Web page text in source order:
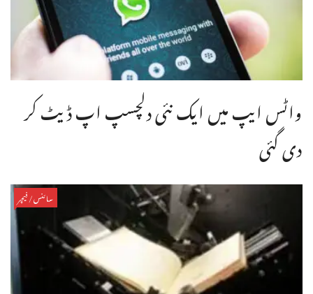
واٹس ایپ میں ایک نئی دلچسپ اپ ڈیٹ کر
دی گئی
سائنس/فیچر